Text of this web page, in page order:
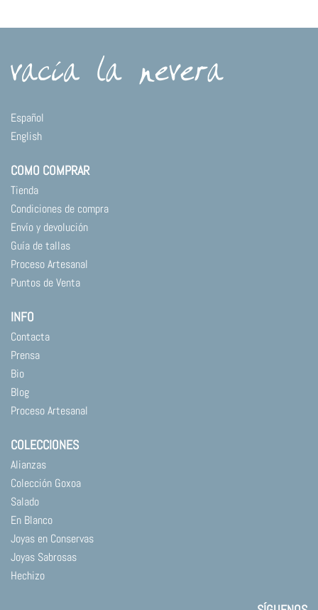
Español
English
COMO COMPRAR
Tienda
Condiciones de compra
Envío y devolución
Guía de tallas
Proceso Artesanal
Puntos de Venta
INFO
Contacta
Prensa
Bio
Blog
Proceso Artesanal
COLECCIONES
Alianzas
Colección Goxoa
Salado
En Blanco
Joyas en Conservas
Joyas Sabrosas
Hechizo